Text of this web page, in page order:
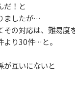
だ！と
ましたが…
の対応は、難易度を
より30件…と。
が互いにないと